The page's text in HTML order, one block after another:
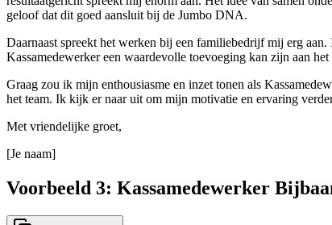
geloof dat dit goed aansluit bij de Jumbo DNA.
Daarnaast spreekt het werken bij een familiebedrijf mij erg
Kassamedewerker een waardevolle toevoeging kan zijn aan
Graag zou ik mijn enthousiasme en inzet tonen als
het team. Ik kijk er naar uit om mijn motivatie en ervaring
Met vriendelijke groet,
[Je naam]
Voorbeeld 3: Kassamedewerker